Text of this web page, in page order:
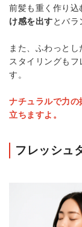
前髪も重く作り込
け感を出すとバラ
また、ふわっと
スタイリングもフ
す。
ナチュラルで力
立ちますよ。
フレッシュ